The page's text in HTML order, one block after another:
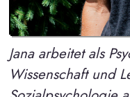
Jana arbeitet als
Wissenschaft und